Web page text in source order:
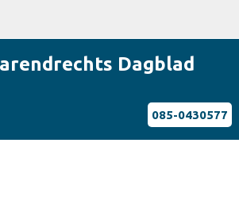
Dagblad
085-0430577